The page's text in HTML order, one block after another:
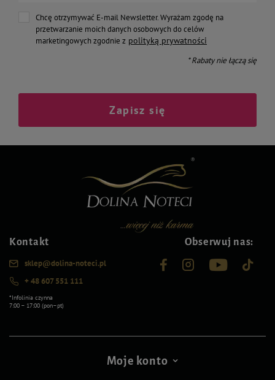
Chcę otrzymywać E-mail Newsletter. Wyrażam zgodę na
przetwarzanie moich danych osobowych do celów
marketingowych zgodnie z polityką prywatności
* Rabaty nie łączą się
Zapisz się
Kontakt
sklep@dolina-noteci.pl
+ 48 607 551 111
*Infolinia czynna
7:00 – 17:00 (pon–pt)
Obserwuj nas:
Moje konto